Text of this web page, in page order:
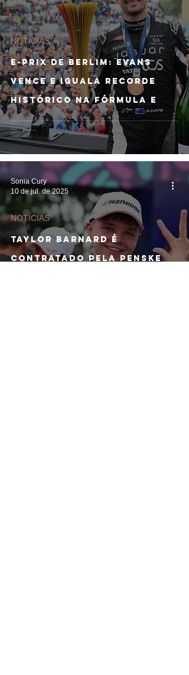
E-PRIX DE BERLIM: Evans
vence e iguala recorde
histórico na Fórmula E
NOTÍCIAS
Taylor Barnard é
contratado pela Penske
NOTÍCIAS
Sonia Cury
10 de jul. de 2025